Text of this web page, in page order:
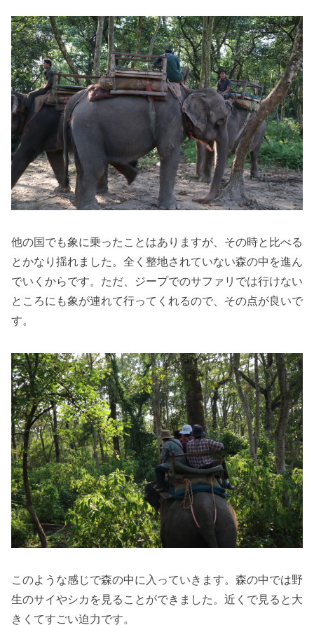
他の国でも象に乗ったことはありますが、その時と比べる
とかなり揺れました。全く整地されていない森の中を進ん
でいくからです。ただ、ジープでのサファリでは行けない
ところにも象が連れて行ってくれるので、その点が良いで
す。
このような感じで森の中に入っていきます。森の中では野
生のサイやシカを見ることができました。近くで見ると大
きくてすごい迫力です。